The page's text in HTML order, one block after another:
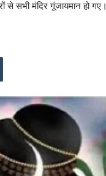
से सभी मंदिर गूंजायमान हो गए।